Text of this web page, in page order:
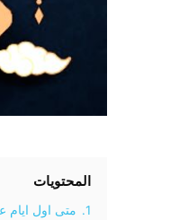
المحتويات
1.
متى اول ايام